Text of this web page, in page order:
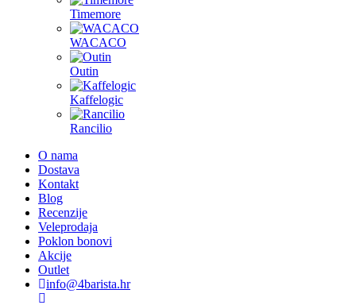
Timemore
WACACO
Outin
Kaffelogic
Rancilio
O nama
Dostava
Kontakt
Blog
Recenzije
Veleprodaja
Poklon bonovi
Akcije
Outlet
info@4barista.hr